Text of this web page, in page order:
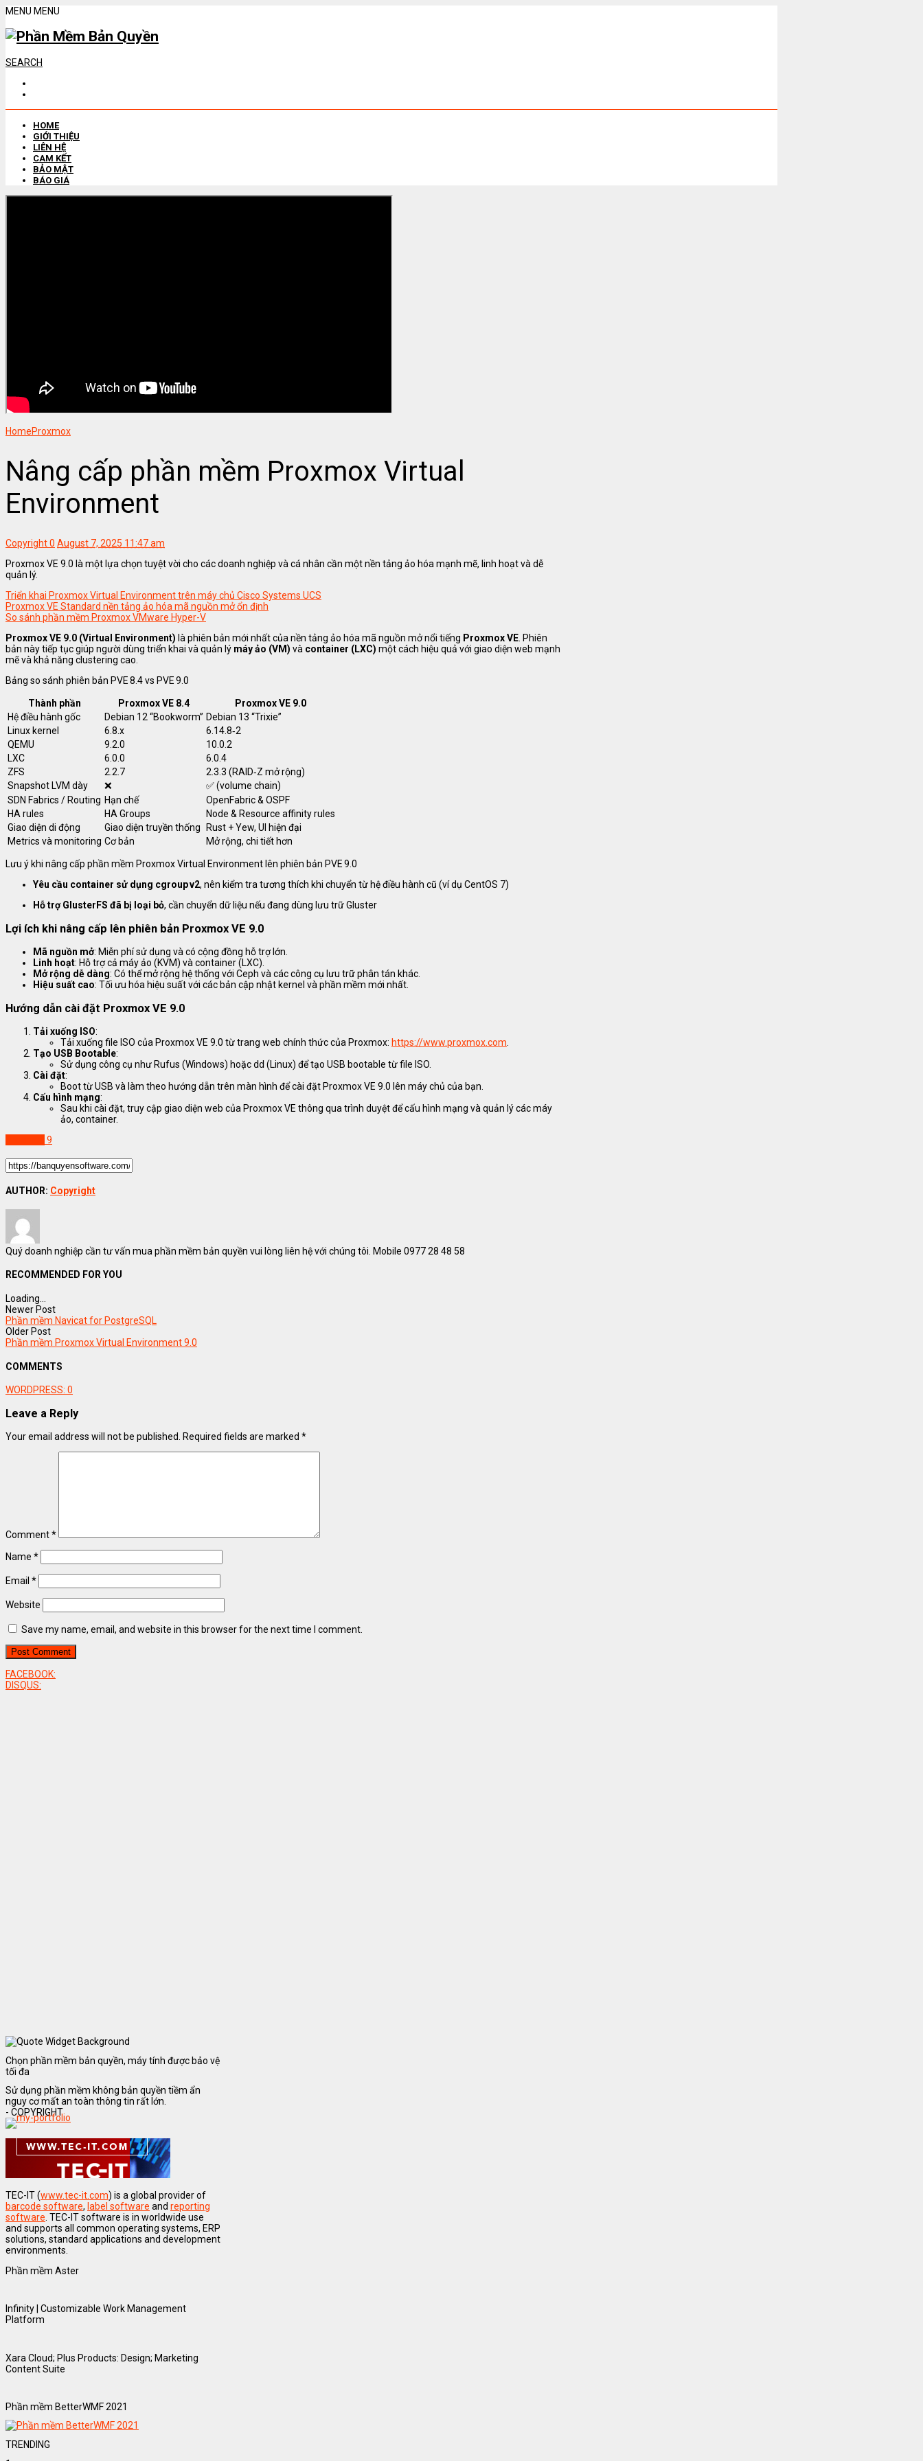
MENU MENU
SEARCH
HOME
GIỚI THIỆU
LIÊN HỆ
CAM KẾT
BẢO MẬT
BÁO GIÁ
HomeProxmox
Nâng cấp phần mềm Proxmox Virtual
Environment
Copyright0 August 7, 2025 11:47 am
Proxmox VE 9.0 là một lựa chọn tuyệt vời cho các doanh nghiệp và cá nhân cần một nền tảng ảo hóa mạnh mẽ, linh hoạt và dễ
quản lý.
Triển khai Proxmox Virtual Environment trên máy chủ Cisco Systems UCS
Proxmox VE Standard nền tảng ảo hóa mã nguồn mở ổn định
So sánh phần mềm Proxmox VMware Hyper-V
Proxmox VE 9.0 (Virtual Environment) là phiên bản mới nhất của nền tảng ảo hóa mã nguồn mở nổi tiếng Proxmox VE. Phiên
bản này tiếp tục giúp người dùng triển khai và quản lý máy ảo (VM) và container (LXC) một cách hiệu quả với giao diện web mạnh
mẽ và khả năng clustering cao.
Bảng so sánh phiên bản PVE 8.4 vs PVE 9.0
Thành phần Proxmox VE 8.4
Proxmox VE 9.0
Hệ điều hành gốc
Debian 12 “Bookworm” Debian 13 “Trixie”
Linux kernel
6.8.x
6.14.8‑2
QEMU
9.2.0
10.0.2
LXC
6.0.0
6.0.4
ZFS
2.2.7
2.3.3 (RAID‑Z mở rộng)
Snapshot LVM dày
❌
✅ (volume chain)
SDN Fabrics / Routing Hạn chế
OpenFabric & OSPF
HA rules
HA Groups
Node & Resource affinity rules
Giao diện di động
Giao diện truyền thống
Rust + Yew, UI hiện đại
Metrics và monitoring Cơ bản Mở rộng, chi tiết hơn
Lưu ý khi nâng cấp phần mềm Proxmox Virtual Environment lên phiên bản PVE 9.0
Yêu cầu container sử dụng cgroup v2, nên kiểm tra tương thích khi chuyển từ hệ điều hành cũ (ví dụ CentOS 7)
Hỗ trợ GlusterFS đã bị loại bỏ, cần chuyển dữ liệu nếu đang dùng lưu trữ Gluster
Lợi ích khi nâng cấp lên phiên bản Proxmox VE 9.0
Mã nguồn mở: Miễn phí sử dụng và có cộng đồng hỗ trợ lớn.
Linh hoạt: Hỗ trợ cả máy ảo (KVM) và container (LXC).
Mở rộng dễ dàng: Có thể mở rộng hệ thống với Ceph và các công cụ lưu trữ phân tán khác.
Hiệu suất cao: Tối ưu hóa hiệu suất với các bản cập nhật kernel và phần mềm mới nhất.
Hướng dẫn cài đặt Proxmox VE 9.0
Tải xuống ISO:
Tải xuống file ISO của Proxmox VE 9.0 từ trang web chính thức của Proxmox: https://www.proxmox.com
Tạo USB Bootable:
Sử dụng công cụ như Rufus (Windows) hoặcdd (Linux) để tạo USB bootable từ file ISO.
Cài đặt:
Boot từ USB và làm theo hướng dẫn trên màn hình để cài đặt Proxmox VE 9.0 lên máy chủ của bạn.
Cấu hình mạng:
Sau khi cài đặt, truy cập giao diện web của Proxmox VE thông qua trình duyệt để cấu hình mạng và quản lý các máy
ảo, container.
9
AUTHOR: Copyright
Quý doanh nghiệp cần tư vấn mua phần mềm bản quyền vui lòng liên hệ với chúng tôi. Mobile 0977 28 48 58
RECOMMENDED FOR YOU
Loading...
Newer Post
Phần mềm Navicat for PostgreSQL
Older Post
Phần mềm Proxmox Virtual Environment 9.0
COMMENTS
WORDPRESS: 0
Leave a Reply
Your email address will not be published. Required fields are marked *
Comment*
Name *
Email *
Website
Save my name, email, and website in this browser for the next time I comment.
FACEBOOK:
DISQUS:
Chọn phần mềm bản quyền, máy tính được bảo vệ
tối đa
Sử dụng phần mềm không bản quyền tiềm ẩn
nguy cơ mất an toàn thông tin rất lớn.
- COPYRIGHT
TEC-IT (www.tec-it.com) is a global provider of
barcode software, label software and reporting
software . TEC-IT software is in worldwide use
and supports all common operating systems, ERP
solutions, standard applications and development
environments.
Phần mềm Aster
Infinity | Customizable Work Management
Platform
Xara Cloud; Plus Products: Design; Marketing
Content Suite
Phần mềm BetterWMF 2021
TRENDING